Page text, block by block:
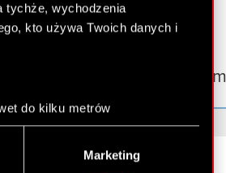
tychże, wychodzenia
kto używa Twoich danych i
do kilku metrów
danych (fingerprinting,
własne preferencje w
Marketing
thewitcher.com
gear.cdprojektred.com
Facebook